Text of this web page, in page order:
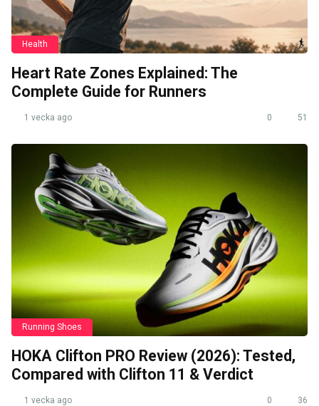
Health
Heart Rate Zones Explained: The
Complete Guide for Runners
1 vecka ago 0 51
Running Shoes
HOKA Clifton PRO Review (2026): Tested,
Compared with Clifton 11 & Verdict
1 vecka ago 0 36